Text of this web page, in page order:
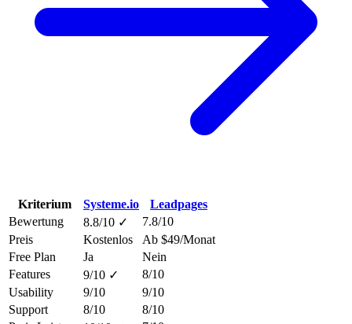
Kriterium Systeme.io
Leadpages
Bewertung
8.8/10 ✓
7.8/10
Preis
Kostenlos
Ab $49/Monat
Free Plan
Ja
Nein
Features
9/10 ✓
8/10
Usability
9/10
9/10
Support
8/10
8/10